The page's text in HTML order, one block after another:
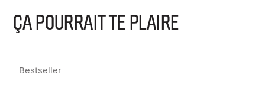
ÇA POURRAIT TE PLAIRE
Bestseller